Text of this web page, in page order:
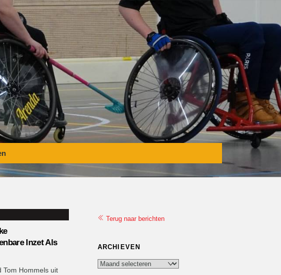
Inzet Als
Tom Hommels uit
Terug naar berichten
ARCHIEVEN
Archieven